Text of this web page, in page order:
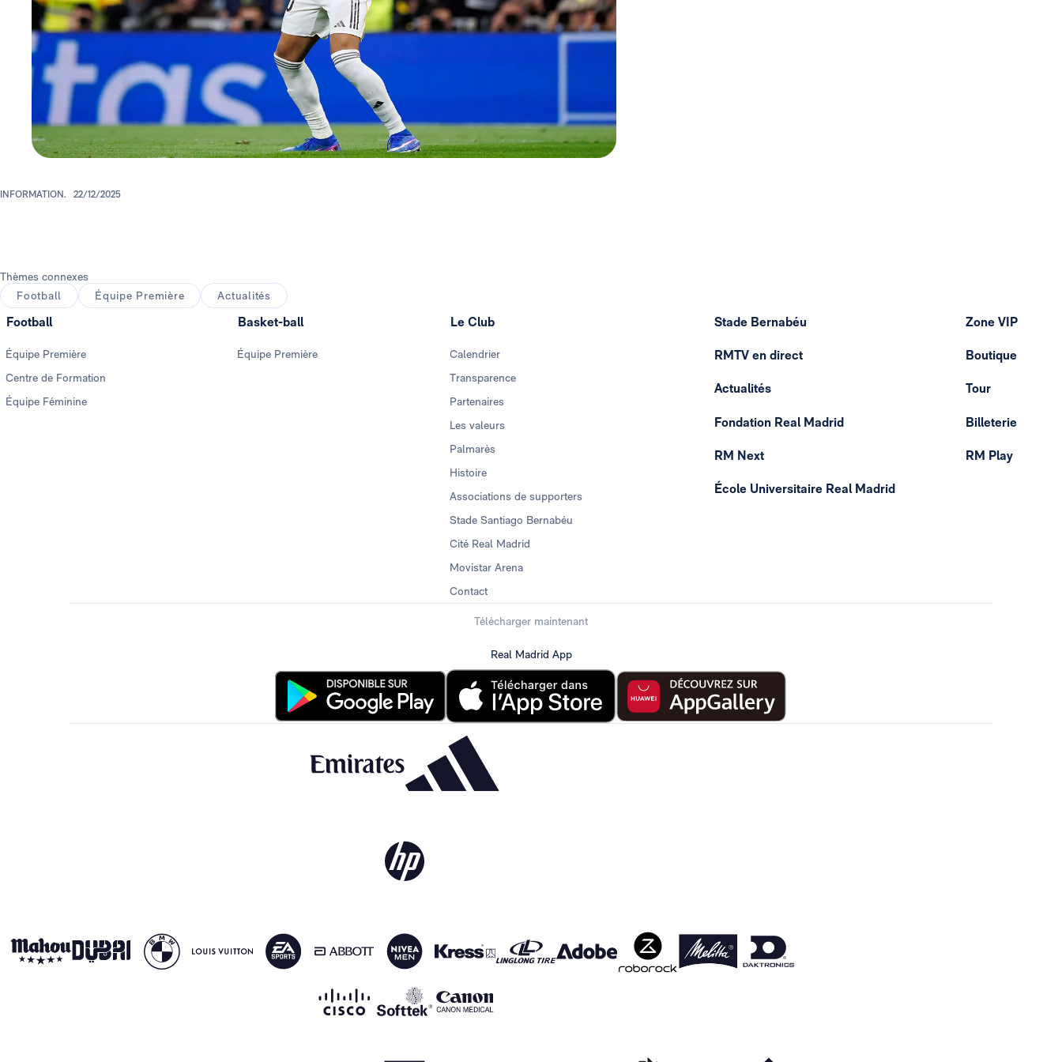
INFORMATION. 22/12/2025
Thèmes connexes
Football
Équipe Première Actualités
Football
Équipe Première
Centre de Formation
Équipe Féminine
Basket-ball
Équipe Première
Le Club
Calendrier
Transparence
Partenaires
Les valeurs
Palmarès
Histoire
Associations de supporters
Stade Santiago Bernabéu
Cité Real Madrid
Movistar Arena
Contact
Stade Bernabéu
RMTV en direct
Actualités
Fondation Real Madrid
RM Next
École Universitaire Real Madrid
Zone VIP
Boutique
Tour
Billeterie
RM Play
Télécharger maintenant
Real Madrid App